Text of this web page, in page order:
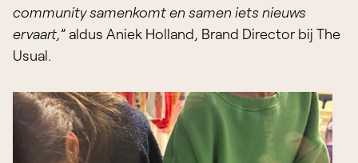
community samenkomt en samen iets nieuws
ervaart,” aldus Aniek Holland, Brand Director bij The
Usual.